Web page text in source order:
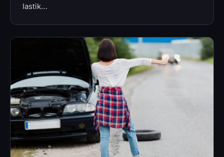
lastik…